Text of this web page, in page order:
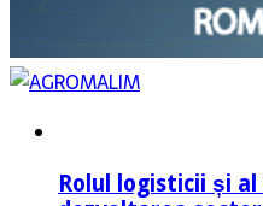
Rolul logisticii și